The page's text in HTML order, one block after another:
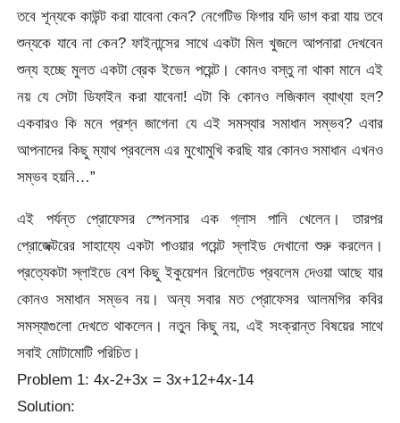
তবে শূন্যকে কাউন্ট করা যাবেনা কেন? নেগেটিভ ফিগার যদি ভাগ করা যায় তবে
শুন্যকে যাবে না কেন? ফাইনান্সের সাথে একটা মিল খুজলে আপনারা দেখবেন
শুন্য হচ্ছে মুলত একটা ব্রেক ইভেন পয়েন্ট। কোনও বস্তু না থাকা মানে এই
নয় যে সেটা ডিফাইন করা যাবেনা! এটা কি কোনও লজিকাল ব্যাখ্যা হল?
একবারও কি মনে প্রশ্ন জাগেনা যে এই সমস্যার সমাধান সম্ভব? এবার
আপনাদের কিছু ম্যাথ প্রবলেম এর মুখোমুখি করছি যার কোনও সমাধান এখনও
সম্ভব হয়নি…”
এই পর্যন্ত প্রোফেসর স্পেনসার এক গ্লাস পানি খেলেন। তারপর
প্রোজেক্টরের সাহায্যে একটা পাওয়ার পয়েন্ট স্লাইড দেখানো শুরু করলেন।
প্রত্যেকটা স্লাইডে বেশ কিছু ইকুয়েশন রিলেটেড প্রবলেম দেওয়া আছে যার
কোনও সমাধান সম্ভব নয়। অন্য সবার মত প্রোফেসর আলমগির কবির
সমস্যাগুলো দেখতে থাকলেন। নতুন কিছু নয়, এই সংক্রান্ত বিষয়ের সাথে
সবাই মোটামোটি পরিচিত।
Problem 1: 4x-2+3x = 3x+12+4x-14
Solution: